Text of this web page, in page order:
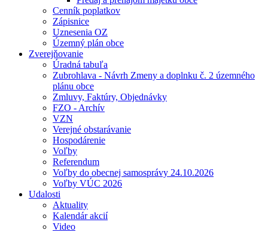
Cenník poplatkov
Zápisnice
Uznesenia OZ
Územný plán obce
Zverejňovanie
Úradná tabuľa
Zubrohlava - Návrh Zmeny a doplnku č. 2 územného
plánu obce
Zmluvy, Faktúry, Objednávky
FZO - Archív
VZN
Verejné obstarávanie
Hospodárenie
Voľby
Referendum
Voľby do obecnej samosprávy 24.10.2026
Voľby VÚC 2026
Udalosti
Aktuality
Kalendár akcií
Video